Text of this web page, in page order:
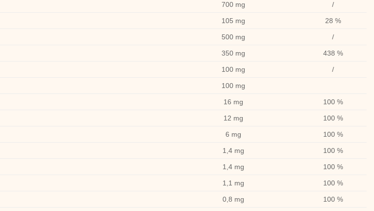
700 mg /
105 mg 28 %
500 mg /
350 mg 438 %
100 mg /
100 mg
16 mg 100 %
12 mg 100 %
6 mg 100 %
1,4 mg 100 %
1,4 mg 100 %
1,1 mg 100 %
0,8 mg 100 %